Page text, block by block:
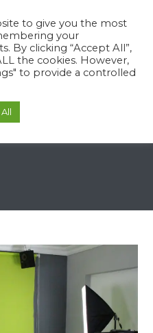
to give you the most
your
By clicking “Accept All”,
the cookies. However,
to provide a controlled